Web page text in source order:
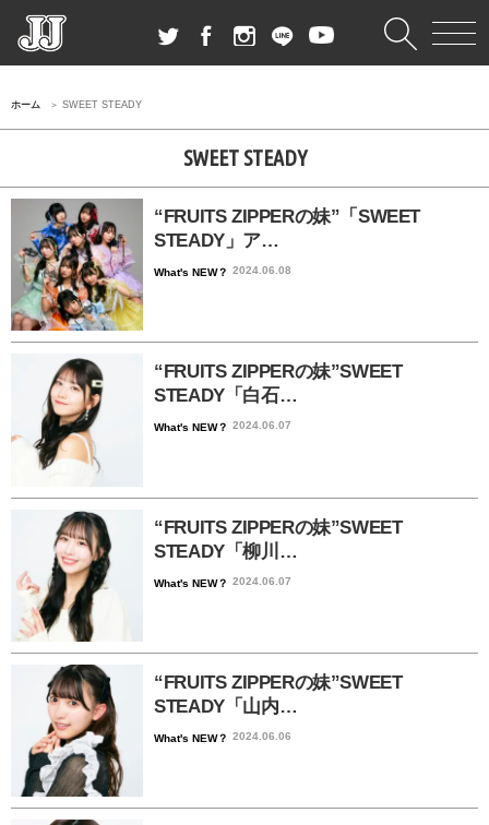
ホーム SWEET STEADY
SWEET STEADY
“FRUITS ZIPPERの妹”「SWEET
STEADY」ア…
What's NEW？ 2024.06.08
“FRUITS ZIPPERの妹”SWEET
STEADY「白石…
What's NEW？ 2024.06.07
“FRUITS ZIPPERの妹”SWEET
STEADY「柳川…
What's NEW？ 2024.06.07
“FRUITS ZIPPERの妹”SWEET
STEADY「山内…
What's NEW？ 2024.06.06